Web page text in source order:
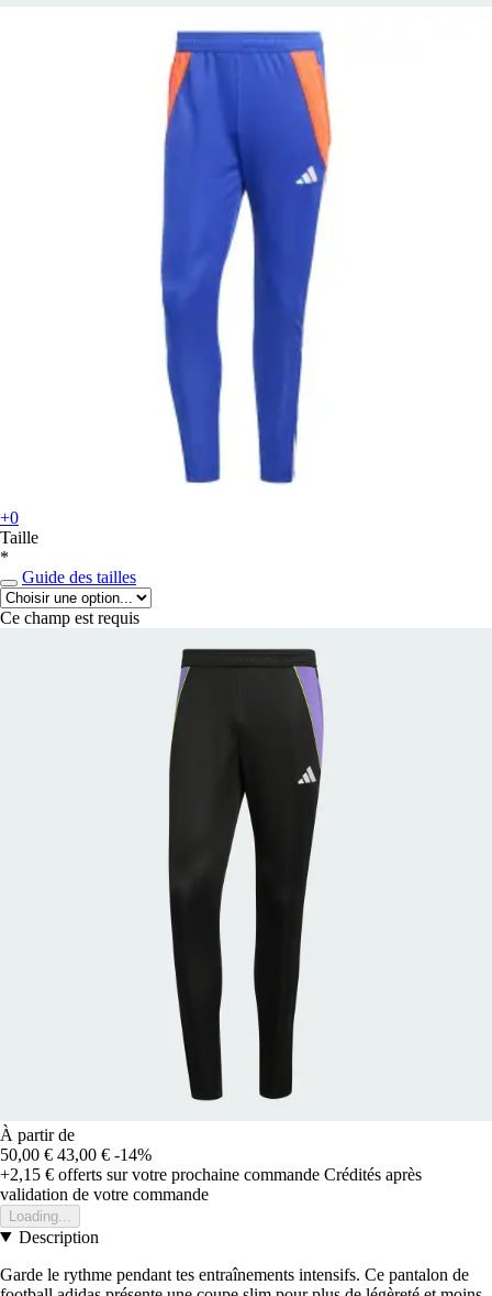
+0
Taille
*
Guide des tailles
Ce champ est requis
À partir de
50,00 € 43,00 € -14%
+2,15 € offerts sur votre prochaine commande Crédités après
validation de votre commande
Loading...
Description
Garde le rythme pendant tes entraînements intensifs. Ce pantalon de